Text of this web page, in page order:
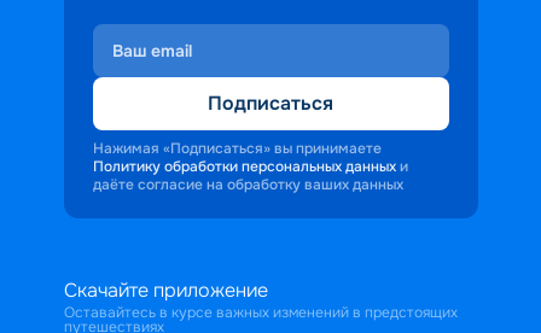
Подписаться
Нажимая «Подписаться» вы принимаете
Политику обработки персональных данных и
даёте согласие на обработку ваших данных
Скачайте приложение
Оставайтесь в курсе важных изменений в предстоящих
путешествиях